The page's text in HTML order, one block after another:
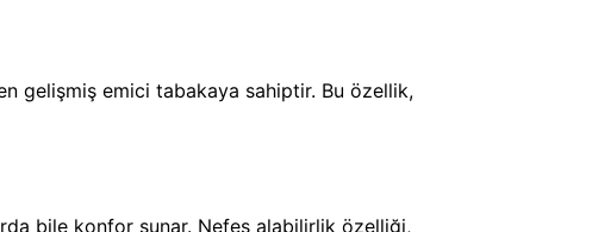
gelişmiş emici tabakaya sahiptir. Bu özellik,
bile konfor sunar. Nefes alabilirlik özelliği,